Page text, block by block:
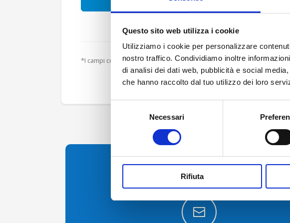
Questo sito web utilizza i cookie
Utilizziamo i cookie per personalizzare
nostro traffico. Condividiamo inoltre
di analisi dei dati web, pubblicità e social
che hanno raccolto dal tuo utilizzo dei loro
Necessari
Rifiuta
Contattaci per informazioni